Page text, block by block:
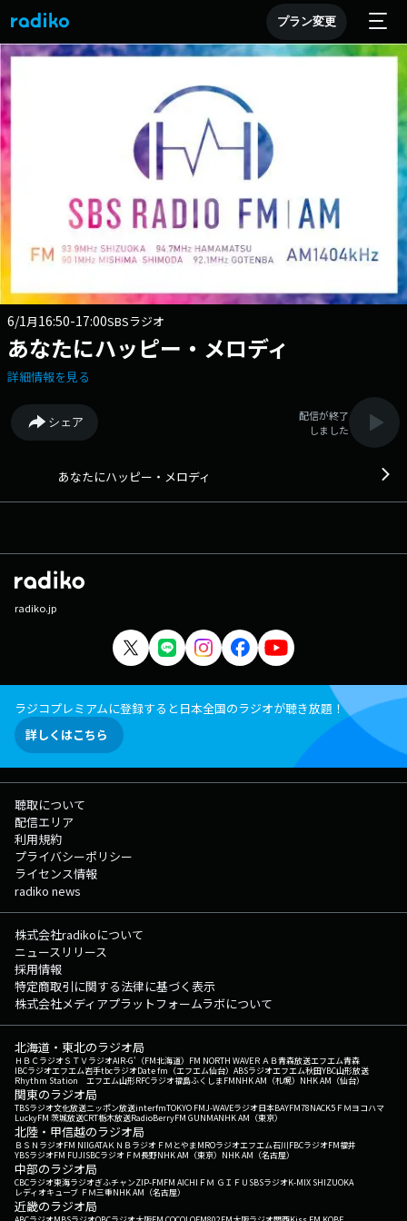
プラン変更
6/1月16:50-17:00SBSラジオ
あなたにハッピー・メロディ
詳細情報を見る
シェア
配信が終了
しました
あなたにハッピー・メロディ
radiko.jp
ラジコプレミアムに登録すると日本全国のラジオが聴き放題！
詳しくはこちら
聴取について
配信エリア
利用規約
プライバシーポリシー
ライセンス情報
radiko news
株式会社radikoについて
ニュースリリース
採用情報
特定商取引に関する法律に基づく表示
株式会社メディアプラットフォームラボについて
北海道・東北のラジオ局
ＨＢＣラジオＳＴＶラジオAIR-G'（FM北海道） FM NORTH WAVEＲＡＢ青森放送エフエム青森
IBCラジオエフエム岩手tbcラジオDate fm（エフエム仙台） ABSラジオエフエム秋田YBC山形放送
Rhythm Station エフエム山形RFCラジオ福島ふくしまFMNHK AM（札幌） NHK AM（仙台）
関東のラジオ局
TBSラジオ文化放送ニッポン放送interfmTOKYO FMJ-WAVEラジオ日本BAYFM78NACK5 ＦＭヨコハマ
LuckyFM 茨城放送CRT栃木放送RadioBerryFM GUNMANHK AM（東京）
北陸・甲信越のラジオ局
ＢＳＮラジオFM NIIGATAＫＮＢラジオ ＦＭとやまMROラジオエフエム石川FBCラジオFM福井
YBSラジオFM FUJISBCラジオ ＦＭ長野NHK AM（東京） NHK AM（名古屋）
中部のラジオ局
CBCラジオ東海ラジオぎふチャンZIP-FMFM AICHI ＦＭ ＧＩＦＵ SBSラジオK-MIX SHIZUOKA
レディオキューブ ＦＭ三重NHK AM（名古屋）
近畿のラジオ局